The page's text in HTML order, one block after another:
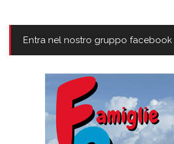
Entra nel nostro gruppo facebook